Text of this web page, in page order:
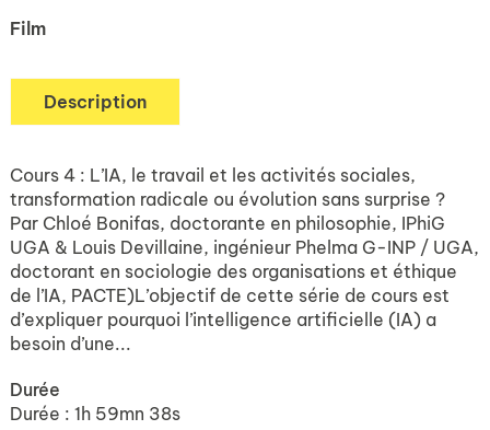
Film
Description
Cours 4 : L’IA, le travail et les activités sociales,
transformation radicale ou évolution sans surprise ?
Par Chloé Bonifas, doctorante en philosophie, IPhiG
UGA & Louis Devillaine, ingénieur Phelma G-INP / UGA,
doctorant en sociologie des organisations et éthique
de l’IA, PACTE)L’objectif de cette série de cours est
d’expliquer pourquoi l’intelligence artificielle (IA) a
besoin d’une...
Durée
Durée : 1h 59mn 38s